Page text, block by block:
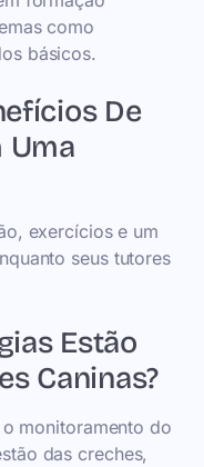
como
básicos.
De
Uma
exercícios e um
seus tutores
Estão
Caninas?
monitoramento do
das creches,